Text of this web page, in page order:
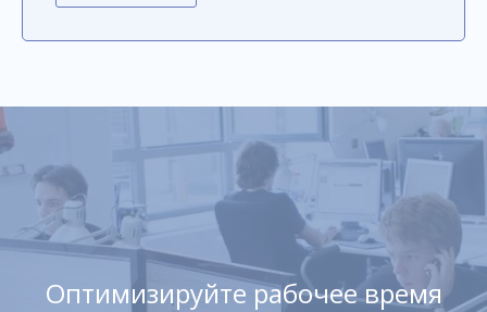
Оптимизируйте рабочее время